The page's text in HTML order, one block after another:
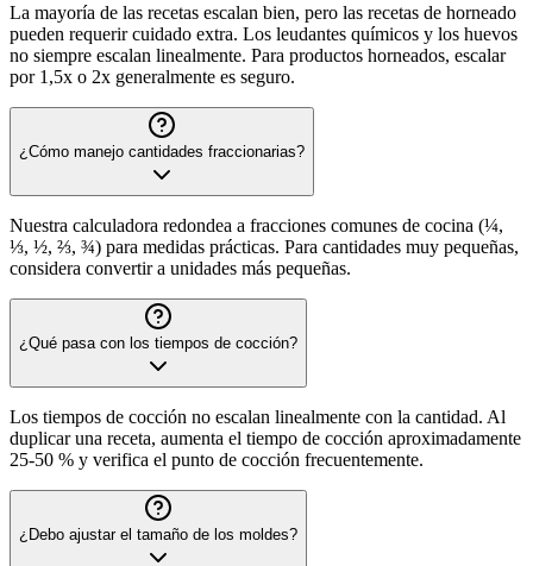
La mayoría de las recetas escalan bien, pero las recetas de horneado
pueden requerir cuidado extra. Los leudantes químicos y los huevos
no siempre escalan linealmente. Para productos horneados, escalar
por 1,5x o 2x generalmente es seguro.
¿Cómo manejo cantidades fraccionarias?
Nuestra calculadora redondea a fracciones comunes de cocina (¼,
⅓, ½, ⅔, ¾) para medidas prácticas. Para cantidades muy pequeñas,
considera convertir a unidades más pequeñas.
¿Qué pasa con los tiempos de cocción?
Los tiempos de cocción no escalan linealmente con la cantidad. Al
duplicar una receta, aumenta el tiempo de cocción aproximadamente
25-50 % y verifica el punto de cocción frecuentemente.
¿Debo ajustar el tamaño de los moldes?